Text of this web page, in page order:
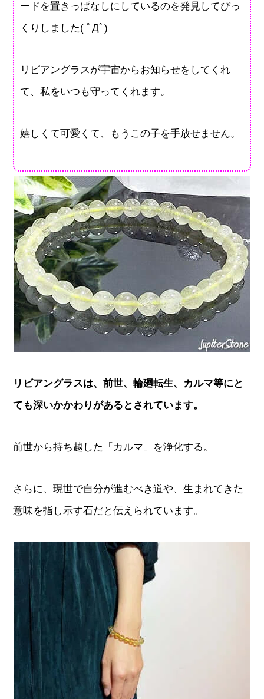
ードを置きっぱなしにしているのを発見してびっ
くりしました( ﾟДﾟ)
リビアングラスが宇宙からお知らせをしてくれ
て、私をいつも守ってくれます。
嬉しくて可愛くて、もうこの子を手放せません。
リビアングラスは、前世、輪廻転生、カルマ等にと
ても深いかかわりがあるとされています。
前世から持ち越した「カルマ」を浄化する。
さらに、現世で自分が進むべき道や、生まれてきた
意味を指し示す石だと伝えられています。